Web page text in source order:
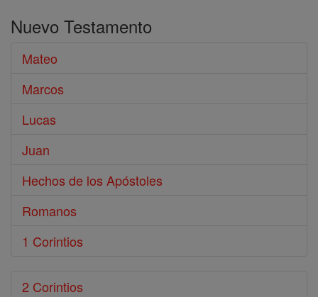
Biblia
Nuevo Testamento
Mateo
Marcos
Lucas
Juan
Hechos de los Apóstoles
Romanos
1 Corintios
2 Corintios